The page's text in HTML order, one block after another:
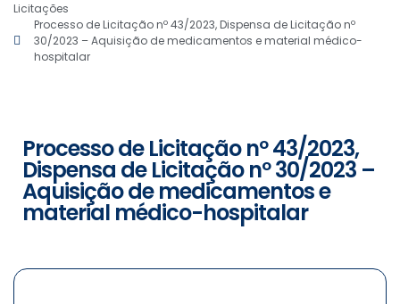
Licitações
Processo de Licitação nº 43/2023, Dispensa de Licitação nº
30/2023 – Aquisição de medicamentos e material médico-
hospitalar
Processo de Licitação nº 43/2023,
Dispensa de Licitação nº 30/2023 –
Aquisição de medicamentos e
material médico-hospitalar